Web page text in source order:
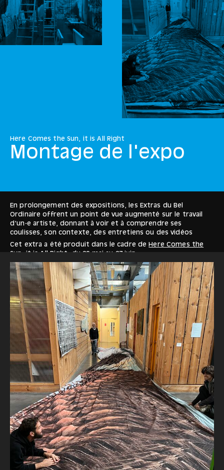
Here Comes the Sun, it is All Right
Montage de l'expo
En prolongement des expositions, les Extras du Bel
Ordinaire offrent un point de vue augmenté sur le travail
d’un·e artiste, donnant à voir et à comprendre ses
coulisses, son contexte, des entretiens ou des vidéos
Cet extra a été produit dans le cadre de Here Comes the
Sun, it is All Right
, du 20 mai au 27 juin